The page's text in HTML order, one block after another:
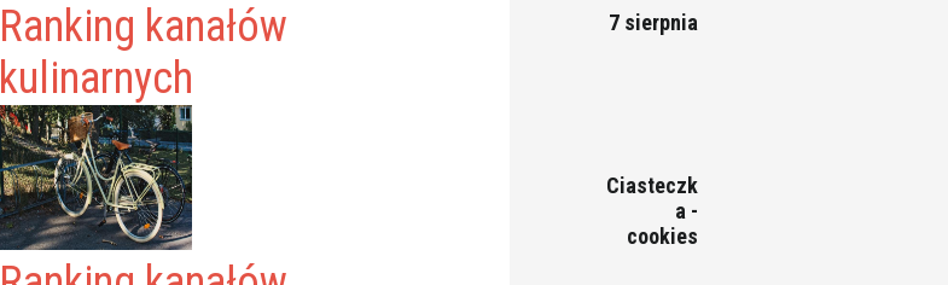
Ranking kanałów
kulinarnych
7 sierpnia
Ciasteczk
a -
cookies